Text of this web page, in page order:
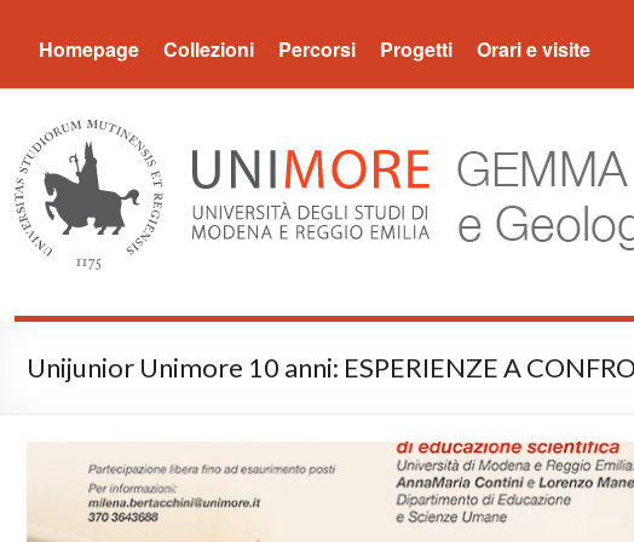
Museo Gemma
Homepage Collezioni Percorsi Progetti Orari e visite
Unijunior Unimore 10 anni: ESPERIENZE A